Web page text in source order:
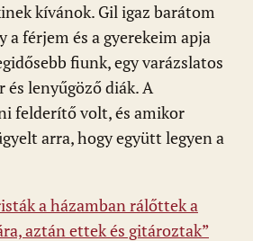
kívánok. Gil igaz barátom
férjem és a gyerekeim apja
fiunk, egy varázslatos
és lenyűgöző diák. A
felderítő volt, és amikor
arra, hogy együtt legyen a
a házamban rálőttek a
aztán ettek és gitároztak”